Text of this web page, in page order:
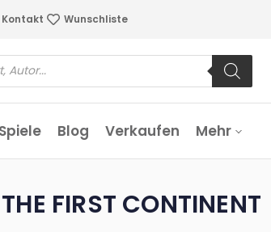
Kontakt Wunschliste
Blog Verkaufen Mehr
FIRST CONTINENT